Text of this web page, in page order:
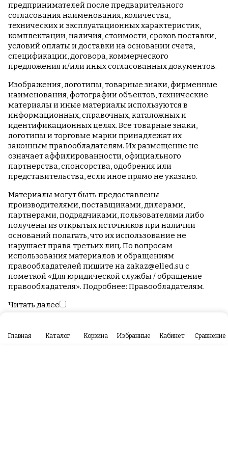
Главная Каталог Корзина Избранные Кабинет Сравнение
предпринимателей после предварительного
согласования наименования, количества,
технических и эксплуатационных характеристик,
комплектации, наличия, стоимости, сроков поставки,
условий оплаты и доставки на основании счета,
спецификации, договора, коммерческого
предложения и/или иных согласованных документов.
Изображения, логотипы, товарные знаки, фирменные
наименования, фотографии объектов, технические
материалы и иные материалы используются в
информационных, справочных, каталожных и
идентификационных целях. Все товарные знаки,
логотипы и торговые марки принадлежат их
законным правообладателям. Их размещение не
означает аффилированности, официального
партнерства, спонсорства, одобрения или
представительства, если иное прямо не указано.
Материалы могут быть предоставлены
производителями, поставщиками, дилерами,
партнерами, подрядчиками, пользователями либо
получены из открытых источников при наличии
оснований полагать, что их использование не
нарушает права третьих лиц. По вопросам
использования материалов и обращениям
правообладателей пишите на zakaz@elled.suс
пометкой «Для юридической службы / обращение
правообладателя». Подробнее: Правообладателям.
Читать далее